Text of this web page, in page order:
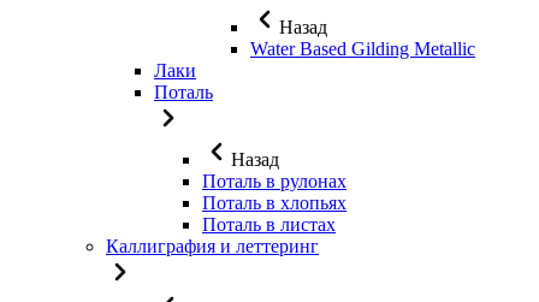
Назад
Water Based Gilding Metallic
Лаки
Поталь
Назад
Поталь в рулонах
Поталь в хлопьях
Поталь в листах
Каллиграфия и леттеринг